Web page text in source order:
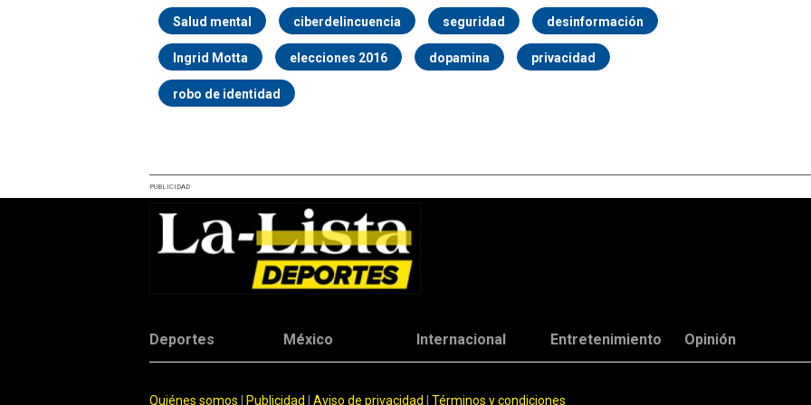
Salud mental ciberdelincuencia seguridad desinformación
Ingrid Motta elecciones 2016 dopamina privacidad
robo de identidad
PUBLICIDAD
Deportes México Internacional Entretenimiento Opinión
Quiénes somos | Publicidad | Aviso de privacidad | Términos y condiciones